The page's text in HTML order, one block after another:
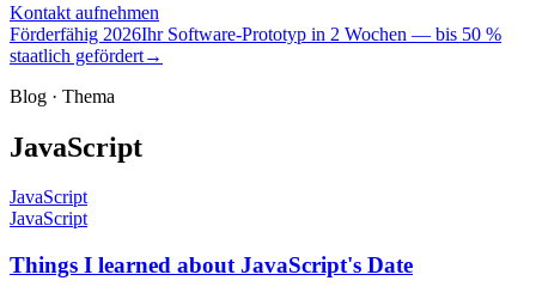
Kontakt aufnehmen
Förderfähig 2026Ihr Software-Prototyp in 2 Wochen — bis 50 %
staatlich gefördert→
Blog · Thema
JavaScript
JavaScript
JavaScript
Things I learned about JavaScript's Date